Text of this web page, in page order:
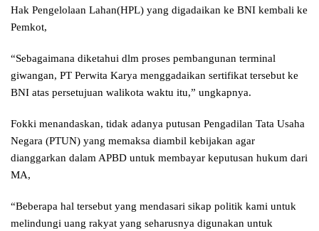
Hak Pengelolaan Lahan(HPL) yang digadaikan ke BNI kembali ke
Pemkot,
“Sebagaimana diketahui dlm proses pembangunan terminal
giwangan, PT Perwita Karya menggadaikan sertifikat tersebut ke
BNI atas persetujuan walikota waktu itu,” ungkapnya.
Fokki menandaskan, tidak adanya putusan Pengadilan Tata Usaha
Negara (PTUN) yang memaksa diambil kebijakan agar
dianggarkan dalam APBD untuk membayar keputusan hukum dari
MA,
“Beberapa hal tersebut yang mendasari sikap politik kami untuk
melindungi uang rakyat yang seharusnya digunakan untuk